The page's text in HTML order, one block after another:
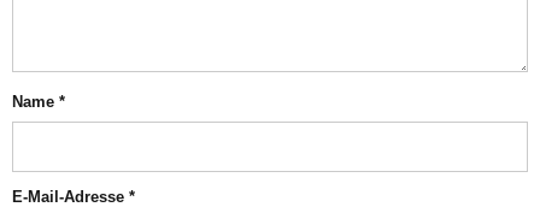
Name *
E-Mail-Adresse *